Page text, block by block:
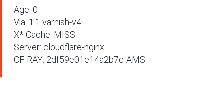
Age: 0
Via: 1.1 varnish-v4
X*-Cache: MISS
Server: cloudflare-nginx
CF-RAY: 2df59e01e14a2b7c-AMS